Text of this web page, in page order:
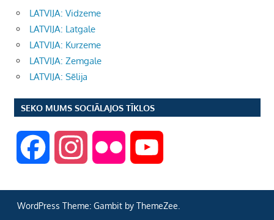
LATVIJA: Vidzeme
LATVIJA: Latgale
LATVIJA: Kurzeme
LATVIJA: Zemgale
LATVIJA: Sēlija
SEKO MUMS SOCIĀLAJOS TĪKLOS
c s i u
WordPress Theme: Gambit by ThemeZee.